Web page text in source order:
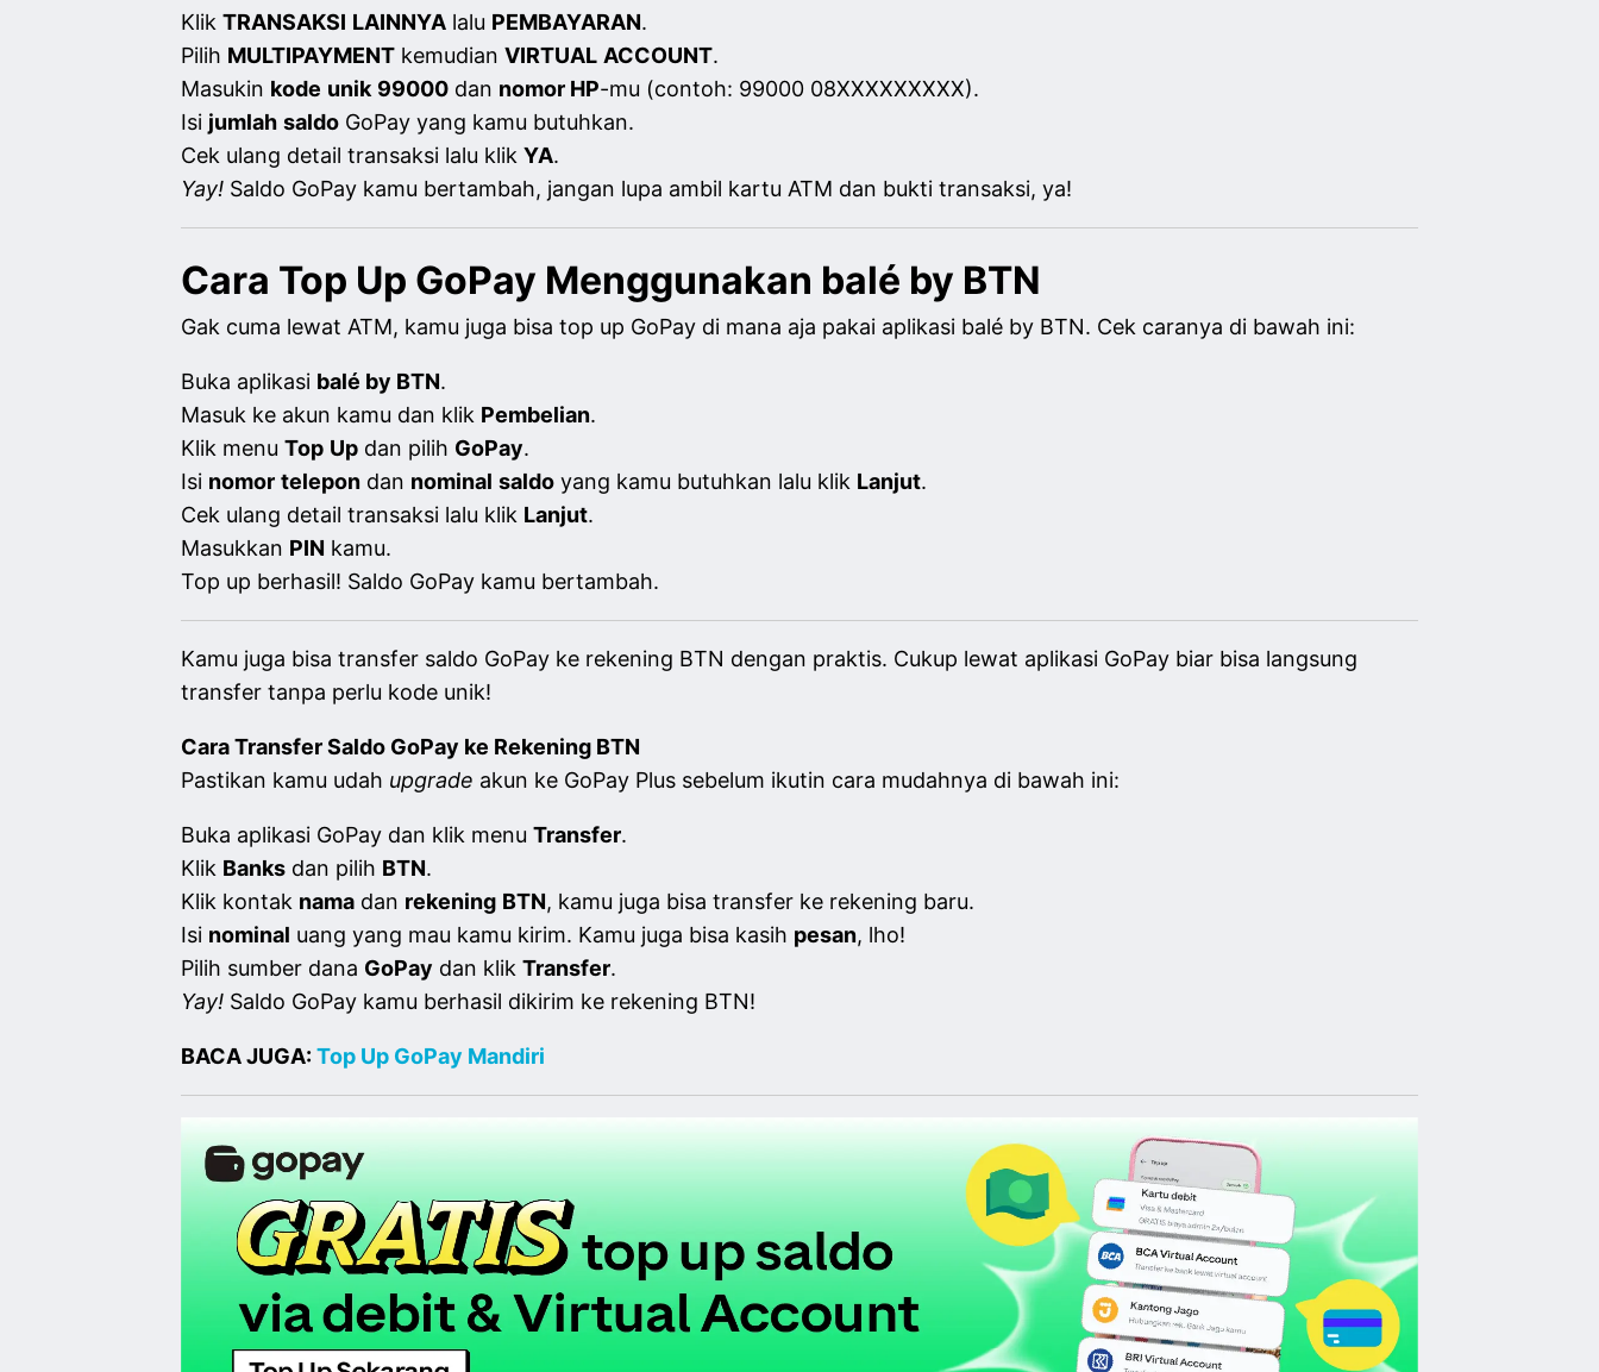
Klik TRANSAKSI LAINNYAlalu PEMBAYARAN.
Pilih MULTIPAYMENTkemudian VIRTUAL ACCOUNT.
Masukin kode unik 99000dan nomor HP-mu (contoh: 99000 08XXXXXXXXX).
Isi jumlah saldoGoPay yang kamu butuhkan.
Cek ulang detail transaksi lalu klik YA.
Yay!Saldo GoPay kamu bertambah, jangan lupa ambil kartu ATM dan bukti transaksi, ya!
Cara Top Up GoPay Menggunakan balé by BTN
Gak cuma lewat ATM, kamu juga bisa top up GoPay di mana aja pakai aplikasi balé by BTN. Cek caranya di bawah ini:
Buka aplikasi balé by BTN.
Masuk ke akun kamu dan klik Pembelian.
Klik menu Top Updan pilih GoPay.
Isi nomor telepondan nominal saldoyang kamu butuhkan lalu klik Lanjut.
Cek ulang detail transaksi lalu klik Lanjut.
Masukkan PIN kamu.
Top up berhasil! Saldo GoPay kamu bertambah.
Kamu juga bisa transfer saldo GoPay ke rekening BTN dengan praktis. Cukup lewat aplikasi GoPay biar bisa langsung
transfer tanpa perlu kode unik!
Cara Transfer Saldo GoPay ke Rekening BTN
Pastikan kamu udah upgrade akun ke GoPay Plus sebelum ikutin cara mudahnya di bawah ini:
Buka aplikasi GoPay dan klik menu Transfer.
Klik Banksdan pilih BTN.
Klik kontak namadan rekening BTN, kamu juga bisa transfer ke rekening baru.
Isi nominal uang yang mau kamu kirim. Kamu juga bisa kasih pesan, lho!
Pilih sumber dana GoPay dan klik Transfer.
Yay!Saldo GoPay kamu berhasil dikirim ke rekening BTN!
BACA JUGA: Top Up GoPay Mandiri